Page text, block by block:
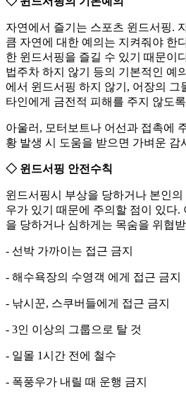
자연에서 즐기는 스포츠 윈드서핑.
큼 자연에 대한 예의는 지켜줘야 한
한 윈드서핑을 즐길 수 있기 때문이
법주차 하지 않기 등의 기본적인 예
에서 윈드서핑 하지 않기, 어장의 그
타인에게 금전적 피해를 주지 않도
아울러, 모터보트나 어선과 접촉에
황 발생 시 도움을 받으면 가벼운 감
◇ 윈드서핑 안전수칙
윈드서핑시 부상을 당하거나 본인
우가 있기 때문에 주의할 점이 있다.
을 당하거나 심하게는 목숨을 위협
- 선박 가까이는 접근 금지
- 해수욕장의 수영객 에게 접근 금지
- 낚시꾼, 스쿠버들에게 접근 금지
- 3인 이상의 그룹으로 탈 것
- 일몰 1시간 전에 철수
- 폭풍우가 내릴 때 운행 금지